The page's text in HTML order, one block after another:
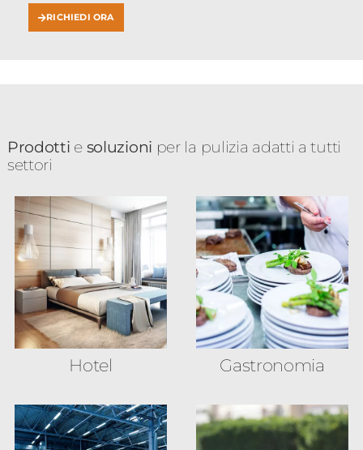
RICHIEDI ORA
Prodotti e soluzioni per la pulizia adatti a tutti
settori
Hotel Gastronomia